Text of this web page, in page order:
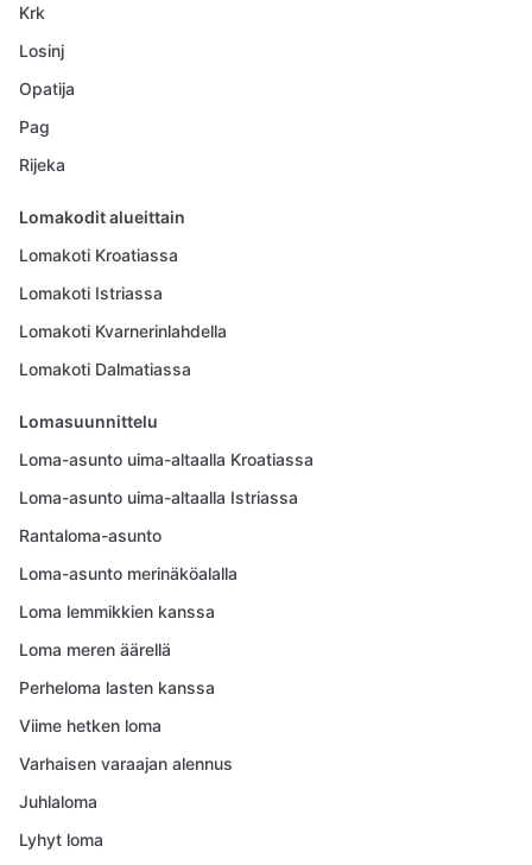
Krk
Losinj
Opatija
Pag
Rijeka
Lomakodit alueittain
Lomakoti Kroatiassa
Lomakoti Istriassa
Lomakoti Kvarnerinlahdella
Lomakoti Dalmatiassa
Lomasuunnittelu
Loma-asunto uima-altaalla Kroatiassa
Loma-asunto uima-altaalla Istriassa
Rantaloma-asunto
Loma-asunto merinäköalalla
Loma lemmikkien kanssa
Loma meren äärellä
Perheloma lasten kanssa
Viime hetken loma
Varhaisen varaajan alennus
Juhlaloma
Lyhyt loma